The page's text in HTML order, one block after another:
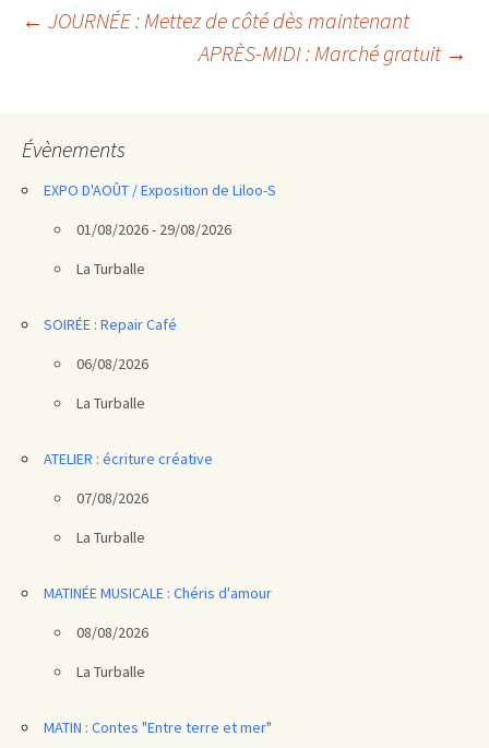
Navigation
← JOURNÉE : Mettez de côté dès maintenant
APRÈS-MIDI : Marché gratuit →
Évènements
EXPO D'AOÛT / Exposition de Liloo-S
01/08/2026 - 29/08/2026
La Turballe
SOIRÉE : Repair Café
06/08/2026
La Turballe
ATELIER : écriture créative
07/08/2026
La Turballe
MATINÉE MUSICALE : Chéris d'amour
08/08/2026
La Turballe
MATIN : Contes "Entre terre et mer"